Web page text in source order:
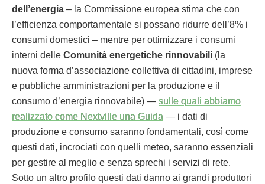
dell’energia – la Commissione europea stima che con
l’efficienza comportamentale si possano ridurre dell’8% i
consumi domestici – mentre per ottimizzare i consumi
interni delle Comunità energetiche rinnovabili (la
nuova forma d’associazione collettiva di cittadini, imprese
e pubbliche amministrazioni per la produzione e il
consumo d’energia rinnovabile) — sulle quali abbiamo
realizzato come Nextville una Guida — i dati di
produzione e consumo saranno fondamentali, così come
questi dati, incrociati con quelli meteo, saranno essenziali
per gestire al meglio e senza sprechi i servizi di rete.
Sotto un altro profilo questi dati danno ai grandi produttori